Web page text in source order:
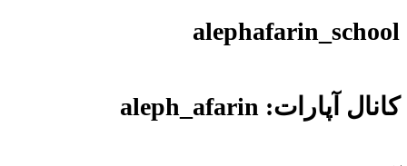
alephafarin_school
کانال آپارات: aleph_afarin